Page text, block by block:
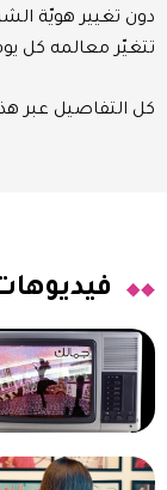
دون تغيير هويّة
تتغيّر معالمه كل
كل التفاصيل عبر